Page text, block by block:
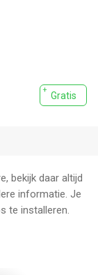
Gratis
bekijk daar altijd
informatie. Je
te installeren.